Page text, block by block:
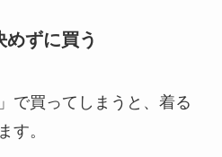
ずに買う
で買ってしまうと、着る
す。